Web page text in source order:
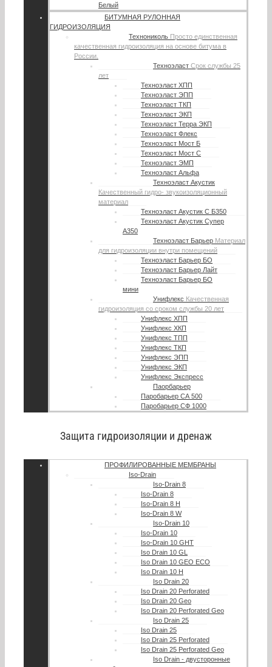
Белый
БИТУМНАЯ РУЛОННАЯ
ГИДРОИЗОЛЯЦИЯ
Технониколь Просто единственная
качественная гидроизоляция на основе битума в
России.
Техноэласт Срок службы 25
лет
Техноэласт ХПП
Техноэласт ЭПП
Техноэласт ТКП
Техноэласт ЭКП
Техноэласт Терра ЭКП
Техноэласт Флекс
Техноэласт Мост Б
Техноэласт Мост С
Техноэласт ЭМП
Техноэласт Альфа
Техноэласт Акустик
Качественный гидро- звукоизоляционный
материал
Техноэласт Акустик С Б350
Техноэласт Акустик Супер
А350
Техноэласт Барьер Материал
для гидроизоляции внутри помещений
Техноэласт Барьер БО
Техноэласт Барьер Лайт
Техноэласт Барьер БО
мини
Унифлекс Качественная
гидроизоляция со сроком службы 20 лет
Унифлекс ХПП
Унифлекс ХКП
Унифлекс ТПП
Унифлекс ТКП
Унифлекс ЭПП
Унифлекс ЭКП
Унифлекс Экспресс
Паорбарьер
Паробарьер СА 500
Паробарьер СФ 1000
Защита гидроизоляции и дренаж
ПРОФИЛИРОВАННЫЕ МЕМБРАНЫ
Iso-Drain
Iso-Drain 8
Iso-Drain 8
Iso-Drain 8 Н
Iso-Drain 8 W
Iso-Drain 10
Iso-Drain 10
Iso-Drain 10 GHT
Iso Drain 10 GL
Iso Drain 10 GEO ECO
Iso Drain 10 H
Iso Drain 20
Iso Drain 20 Perforated
Iso Drain 20 Geo
Iso Drain 20 Perforated Geo
Iso Drain 25
Iso Drain 25
Iso Drain 25 Perforated
Iso Drain 25 Perforated Geo
Iso Drain - двусторонные